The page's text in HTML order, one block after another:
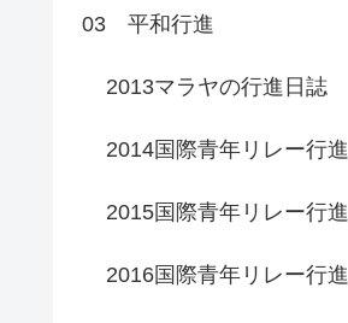
03 平和行進
2013マラヤの行進日誌
2014国際青年リレー行進
2015国際青年リレー行進
2016国際青年リレー行進